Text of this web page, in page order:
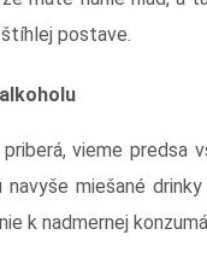
postave.
vieme predsa
navyše miešané
k nadmernej